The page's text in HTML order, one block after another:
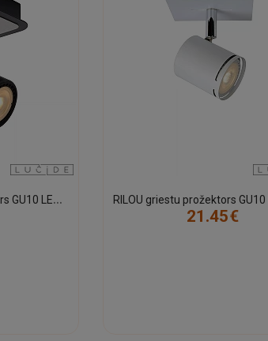
L
ENNERT griestu prožektors GU10 LED 1x5W 3000K melns (Lucide)
21.45€